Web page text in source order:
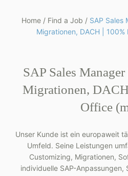
Home/ Find a Job / SAP Sales
Migrationen, DACH |
SAP Sales
Migrationen,
Office
Unser Kunde ist ein europaweit
Umfeld. Seine Leistungen
Customizing, Migrationen,
individuelle SAP-